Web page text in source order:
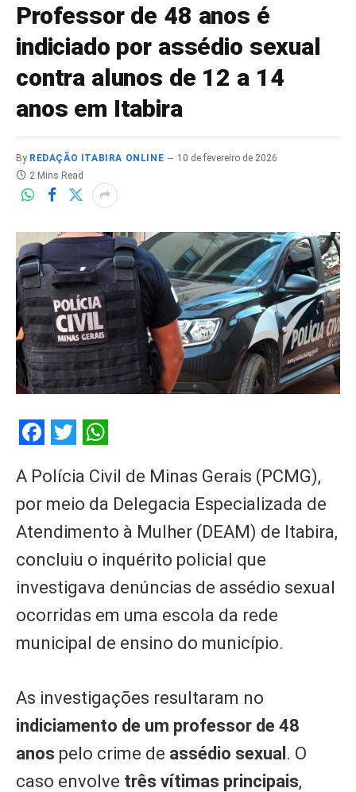
Professor de 48 anos é
indiciado por assédio sexual
contra alunos de 12 a 14
anos em Itabira
By REDAÇÃO ITABIRA ONLINE
10 de fevereiro de 2026
2 Mins Read
A Polícia Civil de Minas Gerais (PCMG),
por meio da Delegacia Especializada de
Atendimento à Mulher (DEAM) de Itabira,
concluiu o inquérito policial que
investigava denúncias de assédio sexual
ocorridas em uma escola da rede
municipal de ensino do município.
As investigações resultaram no
indiciamento de um professor de 48
anos pelo crime de assédio sexual . O
caso envolve três vítimas principais,